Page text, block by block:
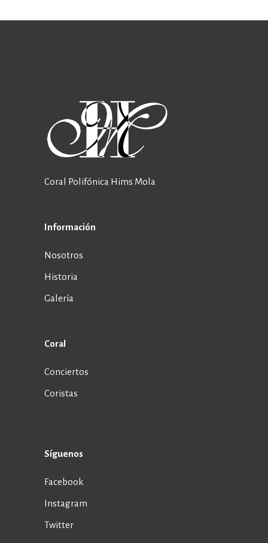
Coral Polifónica Hims Mola
Información
Nosotros
Historia
Galería
Coral
Conciertos
Coristas
Síguenos
Facebook
Instagram
Twitter